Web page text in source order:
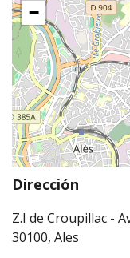
−
Dirección
Z.I de Croupillac -
30100, Ales